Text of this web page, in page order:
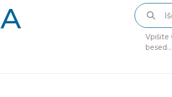
Vpišite
besed...